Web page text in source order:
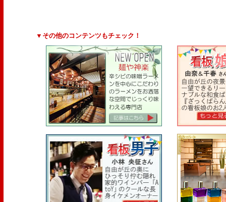
▼その他のコンテンツもチェック！